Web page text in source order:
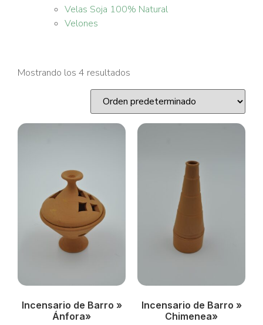
Velas Soja 100% Natural
Velones
Mostrando los 4 resultados
Incensario de Barro »
Ánfora»
Incensario de Barro »
Chimenea»